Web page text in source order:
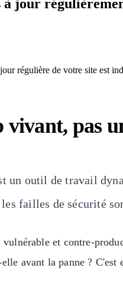
à jour
régulière de votre site est
pas
un outil de travail
failles de sécurité
et contre-
avant la panne ?